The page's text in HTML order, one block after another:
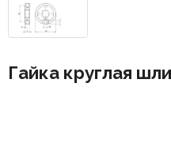
Гайка круглая